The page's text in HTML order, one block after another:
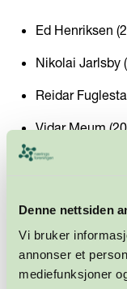
Denne nettsiden
Vi bruker
annonser et
mediefunksjoner
Ed Henriksen
Nikolai Jarlsby
Reidar
Vidar Meum
ANNONSE - ARTIKKEL